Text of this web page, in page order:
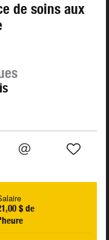
de soins aux
$ de
l'heure